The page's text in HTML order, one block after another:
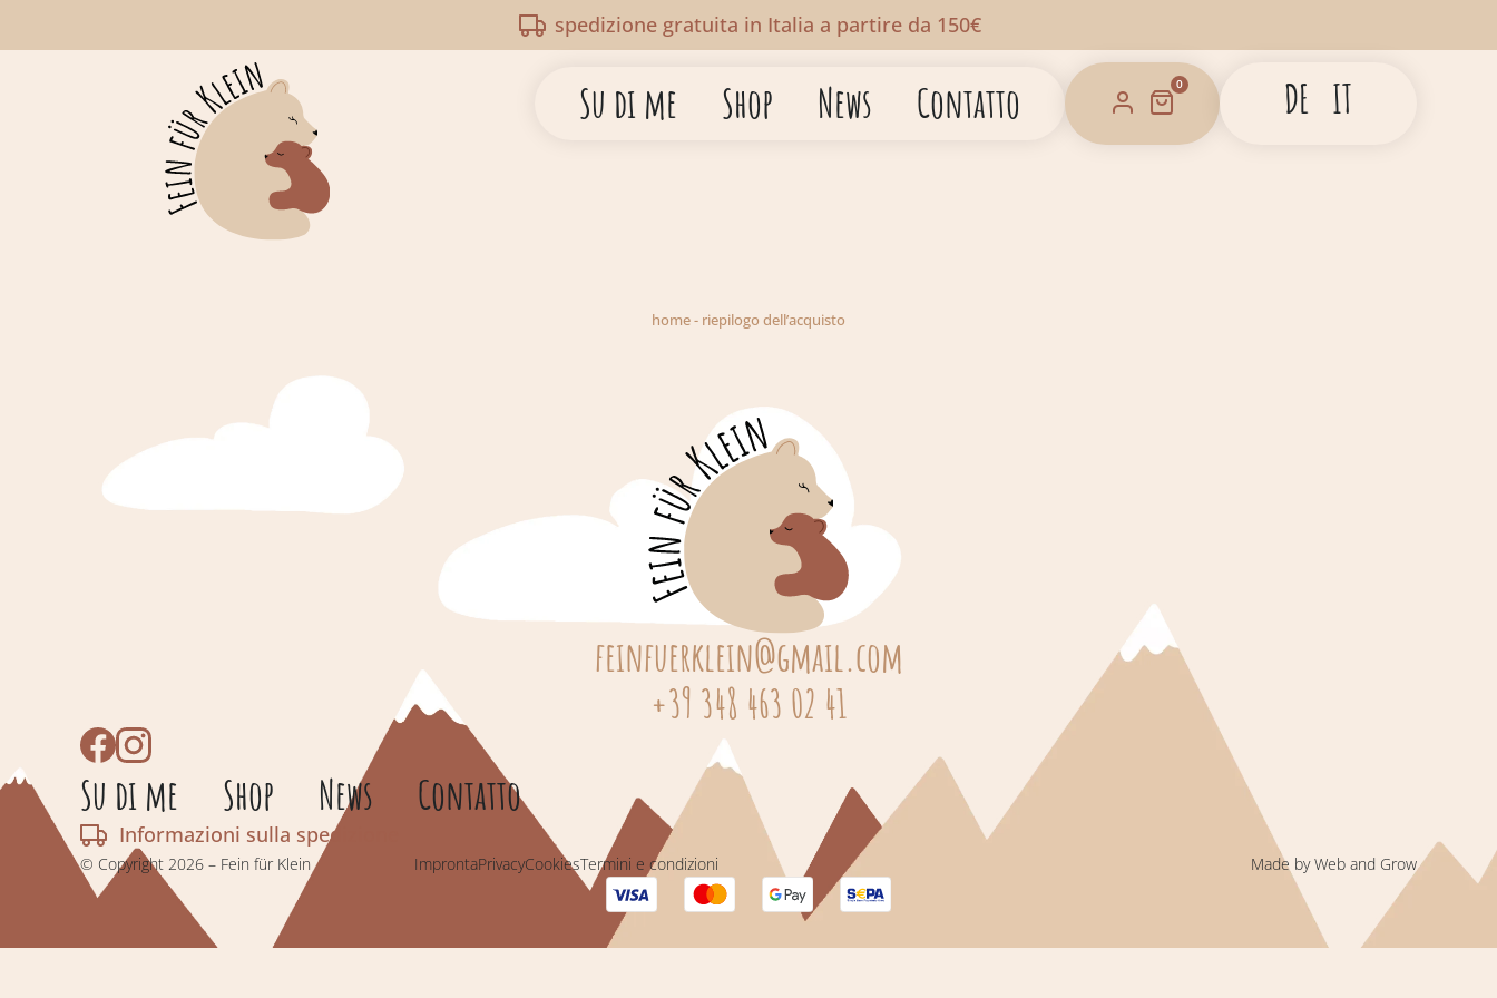
spedizione gratuita in Italia a partire da 150€
Su di me Shop News Contatto 0 DE IT
home- riepilogo dell’acquisto
feinfuerklein@gmail.com
+39 348 463 02 41
Su di me
Shop News Contatto
Informazioni sulla spedizione
© Copyright 2026 – Fein für Klein ImprontaPrivacyCookiesTermini e condizioni Made by Web and Grow